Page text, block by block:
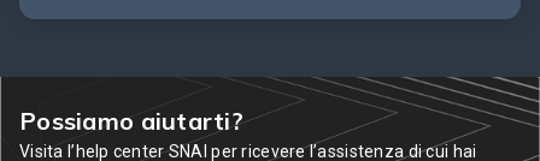
Possiamo aiutarti?
Visita l’help center SNAI per ricevere l’assistenza di cui hai